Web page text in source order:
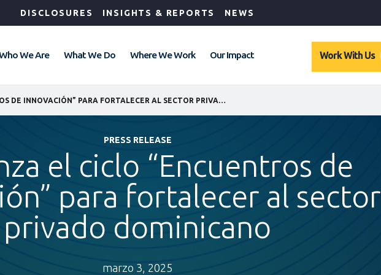
DISCLOSURES INSIGHTS & REPORTS NEWS
We Are What We Do Where We Work Our Impact Work With Us
PRESS RELEASE
el ciclo “Encuentros de
para fortalecer al sector
privado dominicano
marzo 3, 2025